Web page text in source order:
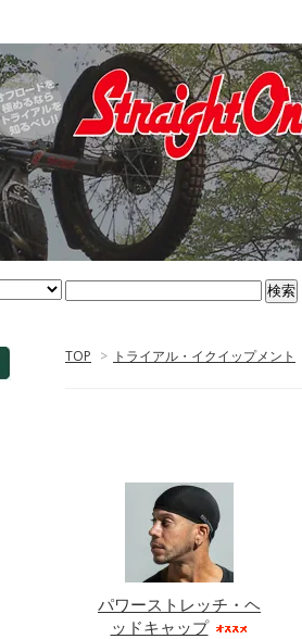
TOP > トライアル・イクイップメント
パワーストレッチ・ヘ
ッドキャップ